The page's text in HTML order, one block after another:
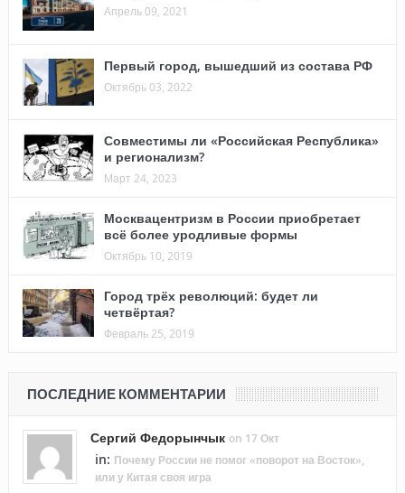
Апрель 09, 2021
Первый город, вышедший из состава РФ
Октябрь 03, 2022
Совместимы ли «Российская Республика»
и регионализм?
Март 24, 2023
Москвацентризм в России приобретает
всё более уродливые формы
Октябрь 10, 2019
Город трёх революций: будет ли
четвёртая?
Февраль 25, 2019
ПОСЛЕДНИЕ КОММЕНТАРИИ
Сергий Федорынчык on 17 Окт
in: Почему России не помог «поворот на Восток»,
или у Китая своя игра